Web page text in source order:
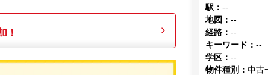
！
駅 ：--
地図 ：--
経路 ：--
キーワード ：--
学区 ：--
物件種別 ：中古